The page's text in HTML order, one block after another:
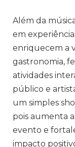
Além da
em
enriquecem a
gastronomia,
atividades
público e
um simples
pois aumenta
evento e
impacto